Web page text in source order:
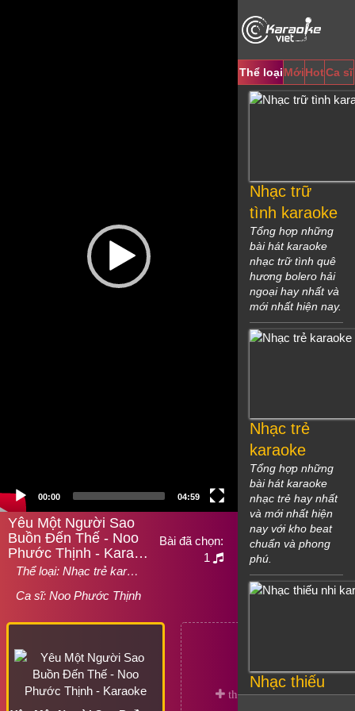
00:00 04:59
Yêu Một Người Sao
Buồn Đến Thế - Noo
Phước Thịnh - Kara…
Thể loại: Nhạc trẻ kar…
Ca sĩ: Noo Phước Thịnh
Bài đã chọn:
1
Thể loạiMớiHotCa sĩ
Nhạc trữ
tình karaoke
Tổng hợp những
bài hát karaoke
nhạc trữ tình quê
hương bolero hải
ngoại hay nhất và
mới nhất hiện nay.
Nhạc trẻ
karaoke
Tổng hợp những
bài hát karaoke
nhạc trẻ hay nhất
và mới nhất hiện
nay với kho beat
chuẩn và phong
phú.
Nhạc thiếu